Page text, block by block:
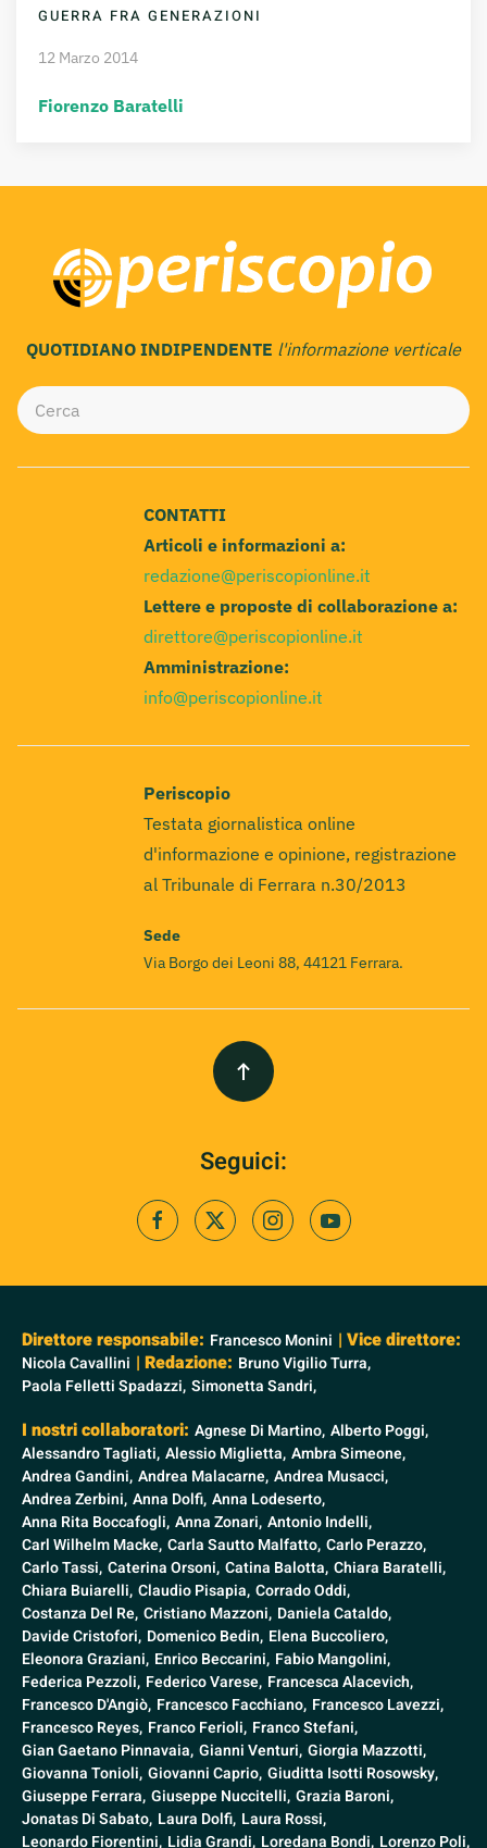
GUERRA FRA GENERAZIONI
12 Marzo 2014
Fiorenzo Baratelli
QUOTIDIANO INDIPENDENTE l'informazione verticale
CONTATTI
Articoli e informazioni a:
redazione@periscopionline.it
Lettere e proposte di collaborazione a:
direttore@periscopionline.it
Amministrazione:
info@periscopionline.it
Periscopio
Testata giornalistica online
d'informazione e opinione, registrazione
al Tribunale di Ferrara n.30/2013
Sede
Via Borgo dei Leoni 88, 44121 Ferrara.
Seguici:
Direttore responsabile: Francesco Monini | Vice direttore:
Nicola Cavallini | Redazione: Bruno Vigilio Turra,
Paola Felletti Spadazzi, Simonetta Sandri,
I nostri collaboratori: Agnese Di Martino, Alberto Poggi,
Alessandro Tagliati, Alessio Miglietta, Ambra Simeone,
Andrea Gandini, Andrea Malacarne, Andrea Musacci,
Andrea Zerbini, Anna Dolfi, Anna Lodeserto,
Anna Rita Boccafogli, Anna Zonari, Antonio Indelli,
Carl Wilhelm Macke, Carla Sautto Malfatto, Carlo Perazzo,
Carlo Tassi, Caterina Orsoni, Catina Balotta, Chiara Baratelli,
Chiara Buiarelli, Claudio Pisapia, Corrado Oddi,
Costanza Del Re, Cristiano Mazzoni, Daniela Cataldo,
Davide Cristofori, Domenico Bedin, Elena Buccoliero,
Eleonora Graziani, Enrico Beccarini, Fabio Mangolini,
Federica Pezzoli, Federico Varese, Francesca Alacevich,
Francesco D'Angiò, Francesco Facchiano, Francesco Lavezzi,
Francesco Reyes, Franco Ferioli, Franco Stefani,
Gian Gaetano Pinnavaia, Gianni Venturi, Giorgia Mazzotti,
Giovanna Tonioli, Giovanni Caprio, Giuditta Isotti Rosowsky,
Giuseppe Ferrara, Giuseppe Nuccitelli, Grazia Baroni,
Jonatas Di Sabato, Laura Dolfi, Laura Rossi,
Leonardo Fiorentini, Lidia Grandi, Loredana Bondi, Lorenzo Poli,